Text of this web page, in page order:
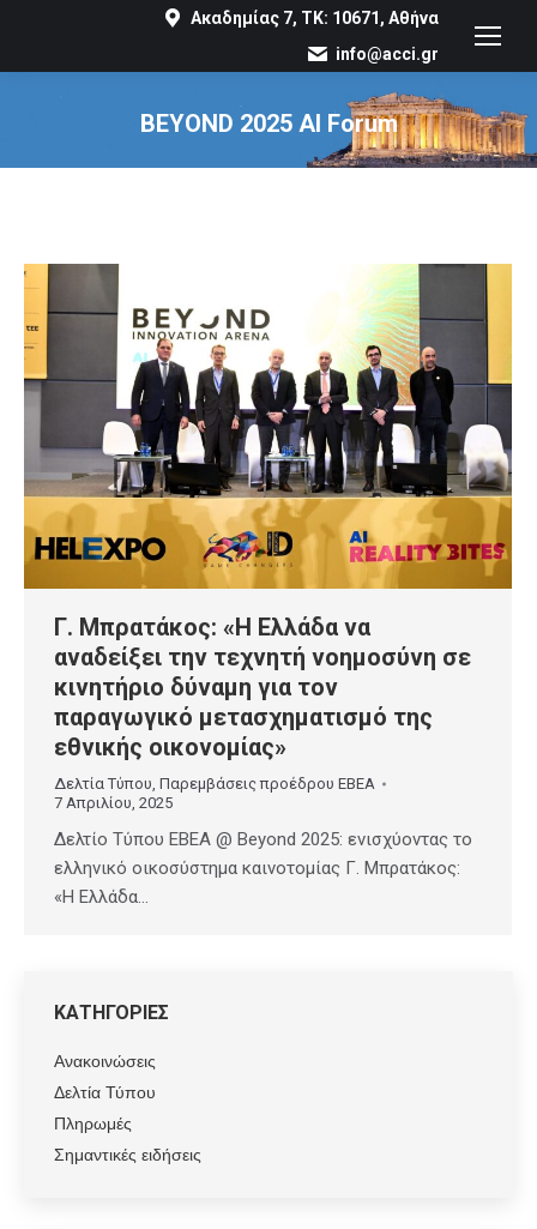
Ακαδημίας 7, ΤΚ: 10671, Αθήνα
info@acci.gr
BEYOND 2025 AI Forum
You are here:
Γ. Μπρατάκος: «Η Ελλάδα να
αναδείξει την τεχνητή νοημοσύνη σε
κινητήριο δύναμη για τον
παραγωγικό μετασχηματισμό της
εθνικής οικονομίας»
Δελτία Τύπου, Παρεμβάσεις προέδρου ΕΒΕΑ
7 Απριλίου, 2025
Δελτίο Τύπου ΕΒΕΑ @ Beyond 2025: ενισχύοντας το
ελληνικό οικοσύστημα καινοτομίας Γ. Μπρατάκος:
«Η Ελλάδα…
ΚΑΤΗΓΟΡΙΕΣ
Ανακοινώσεις
Δελτία Τύπου
Πληρωμές
Σημαντικές ειδήσεις